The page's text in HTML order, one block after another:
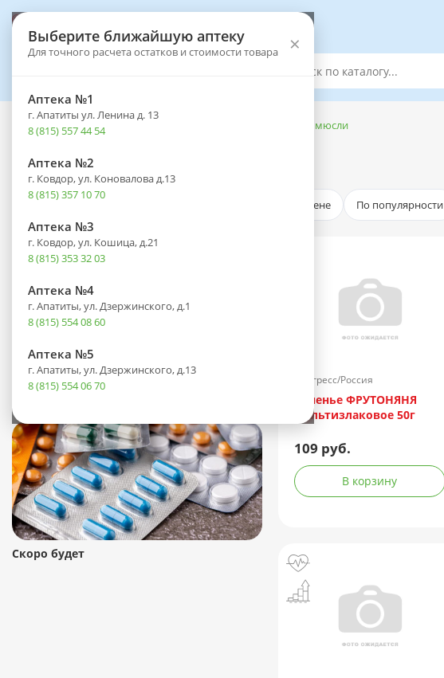
Выберите ближайшую аптеку
Для точного расчета остатков и стоимости товара ×
Аптека №1
г. Апатиты ул. Ленина д. 13
8 (815) 557 44 54
Аптека №2
г. Ковдор, ул. Коновалова д.13
8 (815) 357 10 70
Аптека №3
г. Ковдор, ул. Кошица, д.21
8 (815) 353 32 03
Аптека №4
г. Апатиты, ул. Дзержинского, д.1
8 (815) 554 08 60
Аптека №5
г. Апатиты, ул. Дзержинского, д.13
8 (815) 554 06 70
Каталог - Лечебное и диетическое питание Каши, крупы и мюсли
Скоро будет
По цене По популярности
Прогресс/Россия
Печенье ФРУТОНЯНЯ
Мультизлаковое 50г
109 руб.
В корзину